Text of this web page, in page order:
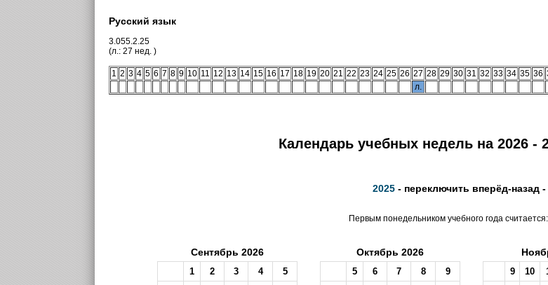
Русский язык
3.055.2.25
(л.: 27 нед. )
1 2 3 4 5 6 7 8 9 10 11 12 13 14 15 16 17 18 19 20 21 22 23 24 25 26 27 28 29 30 31 32 33 34 35 36
л.
Календарь учебных недель на 2026 -
2025- переключить вперёд-назад -
Первым понедельником учебного года
Сентябрь 2026
1 2 3 4
5
Октябрь 2026
5 6 7 8
9
9 10